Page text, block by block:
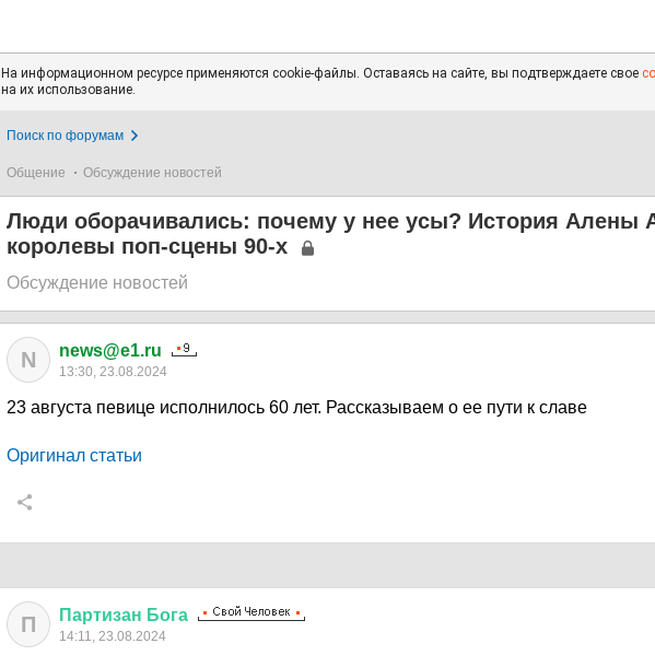
На информационном ресурсе применяются cookie-файлы. Оставаясь на сайте, вы подтверждаете свое
на их использование.
Поиск по форумам
Общение Обсуждение новостей
Люди оборачивались: почему у нее усы? История Алены
королевы поп-сцены 90-х
Обсуждение новостей
N news@e1.ru
13:30, 23.08.2024
23 августа певице исполнилось 60 лет. Рассказываем о ее пути к славе
Оригинал статьи
П Партизан Бога
14:11, 23.08.2024